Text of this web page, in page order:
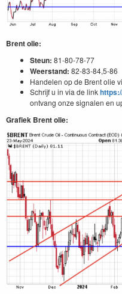
Brent olie:
Steun: 81-80-78-77
Weerstand: 82-83-84,5-86
Handelen op de Brent olie
Schrijf u in via de link
ontvang onze signalen en
Grafiek Brent olie: